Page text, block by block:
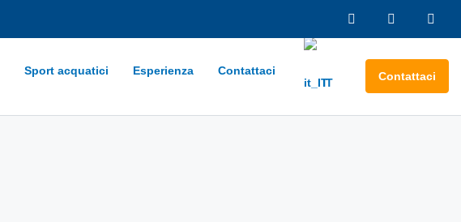
Sport acquatici Esperienza
Contattaci
IT
Contattaci